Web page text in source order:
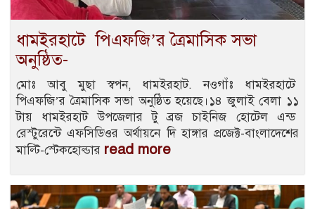
ধামইরহাটে পিএফজি’র ত্রৈমাসিক সভা
অনুষ্ঠিত-
মোঃ আবু মুছা স্বপন, ধামইরহাট. নওগাঁঃ ধামইরহাটে
পিএফজি’র ত্রৈমাসিক সভা অনুষ্ঠিত হয়েছে।১৪ জুলাই বেলা ১১
টায় ধামইরহাট উপজেলার টু ব্রজ চাইনিজ হোটেল এন্ড
রেস্টুরেন্টে এফসিডিওর অর্থায়নে দি হাঙ্গার প্রজেক্ট-বাংলাদেশের
মাল্টি-স্টেকহোল্ডার read more